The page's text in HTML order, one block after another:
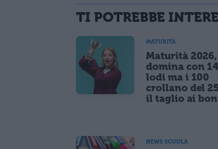
TI POTREBBE
MATURITÀ
Maturità
domina con
lodi ma i 100
crollano del
il taglio ai
NEWS SCUOLA